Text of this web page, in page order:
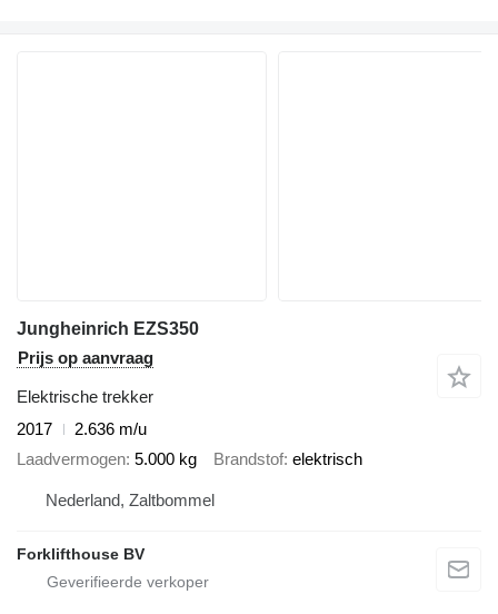
Jungheinrich EZS350
Prijs op aanvraag
Elektrische trekker
2017
2.636 m/u
Laadvermogen 5.000 kg Brandstof elektrisch
Nederland, Zaltbommel
Forklifthouse BV